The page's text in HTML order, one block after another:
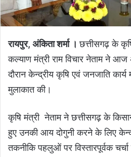
रायपुर, अंकिता शर्मा ।छत्तीसगढ़ के
कल्याण मंत्री राम विचार नेताम ने
दौरान केन्द्रीय कृषि एवं जनजाति
मुलाकात की।
कृषि मंत्री नेताम ने छत्तीसगढ़ के
हुए उनकी आय दोगुनी करने के लिए
तकनीकि पहलुओं पर विस्तारपूर्वक